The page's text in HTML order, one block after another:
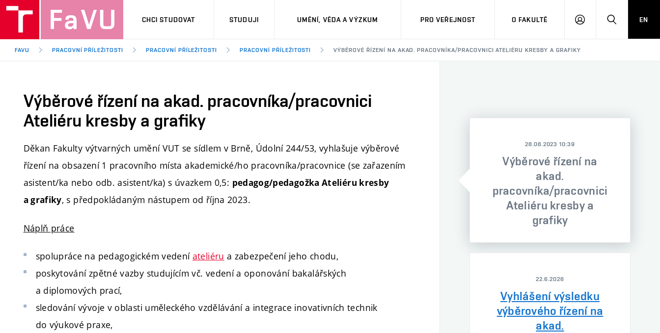
CHCI STUDOVAT STUDUJI UMĚNÍ, VĚDA A VÝZKUM PRO VEŘEJNOST O FAKULTĚ
PŘIHLÁSITHLEDAT
EN
FAVU PRACOVNÍ PŘÍLEŽITOSTI PRACOVNÍ PŘÍLEŽITOSTI PRACOVNÍ PŘÍLEŽITOSTI VÝBĚROVÉ ŘÍZENÍ NA AKAD. PRACOVNÍKA/PRACOVNICI ATELIÉRU KRESBY A GRAFIKY
Výběrové řízení na akad. pracovníka/pracovnici
Ateliéru kresby a grafiky
Děkan Fakulty výtvarných umění VUT se sídlem v Brně, Údolní 244/53, vyhlašuje výběrové
řízení na obsazení 1 pracovního místaakademické/ho pracovníka/pracovnice (se zařazením
asistent/ka nebo odb. asistent/ka) s úvazkem 0,5: pedagog/pedagožka Ateliéru kresby
a grafiky, s předpokládaným nástupem od října 2023.
Náplň práce
spolupráce na pedagogickém vedení ateliéru a zabezpečení jeho chodu,
poskytování zpětné vazby studujícím vč. vedení a oponování bakalářských
a diplomových prací,
sledování vývoje v oblasti uměleckého vzdělávání a integrace inovativních technik
do výukové praxe,
28.08.2023 10:39
Výběrové řízení na
akad.
pracovníka/pracovnici
Ateliéru kresby a
grafiky
22.6.2026
Vyhlášení výsledku
výběrového řízení na
akad.